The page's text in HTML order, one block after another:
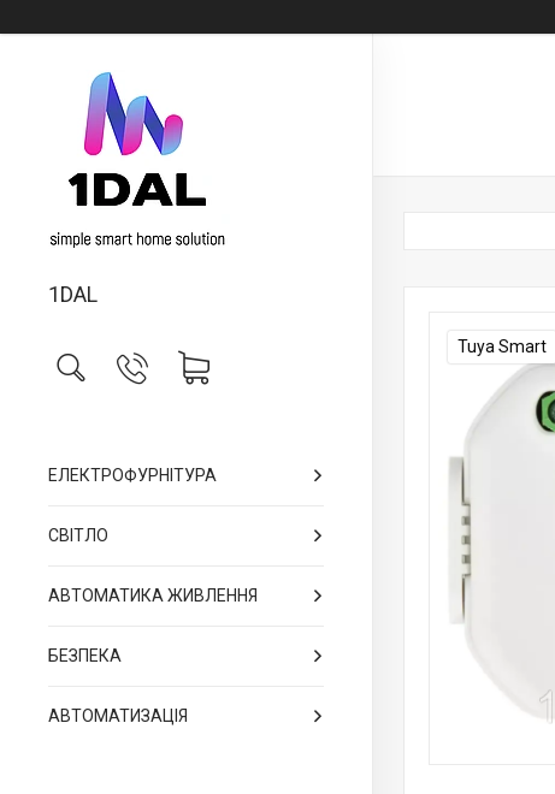
1DAL
ЕЛЕКТРОФУРНІТУРА
СВІТЛО
АВТОМАТИКА ЖИВЛЕННЯ
БЕЗПЕКА
АВТОМАТИЗАЦІЯ
Tuya Smart